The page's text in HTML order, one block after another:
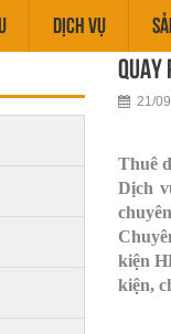
DỊCH VỤ
Quay
21/
Thuê
Dịch
kiện
kiện,